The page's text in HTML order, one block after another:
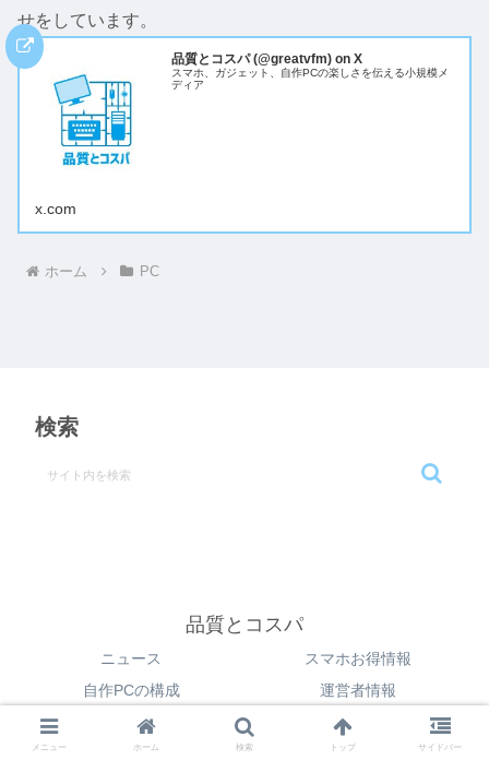
せをしています。
品質とコスパ (@greatvfm) on X
スマホ、ガジェット、自作PCの楽しさを伝える小規模メ
ディア
x.com
ホーム PC
検索
品質とコスパ
ニュース
スマホお得情報
自作PCの構成
運営者情報
© 2018 品質とコスパ.
メニュー ホーム 検索 トップ サイドバー